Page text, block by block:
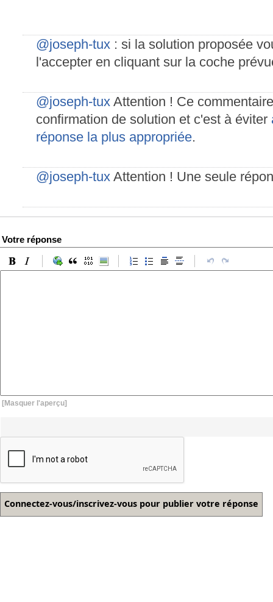
@joseph-tux : si la solution proposée
l'accepter en cliquant sur la coche
@joseph-tux Attention ! Ce
confirmation de solution et c'est à éviter
réponse la plus appropriée.
@joseph-tux Attention ! Une seule
Votre réponse
[Masquer l'aperçu]